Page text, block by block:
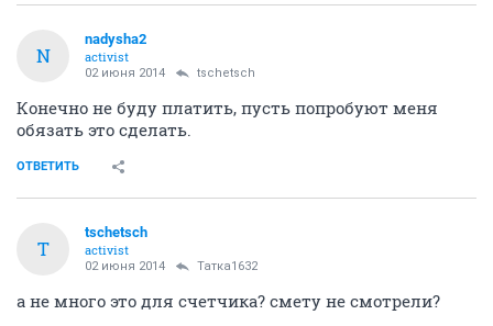
N
nadysha2
activist
02 июня 2014 tschetsch
Конечно не буду платить, пусть попробуют меня
обязать это сделать.
ОТВЕТИТЬ
T
tschetsch
activist
02 июня 2014 Татка1632
а не много это для счетчика? смету не смотрели?